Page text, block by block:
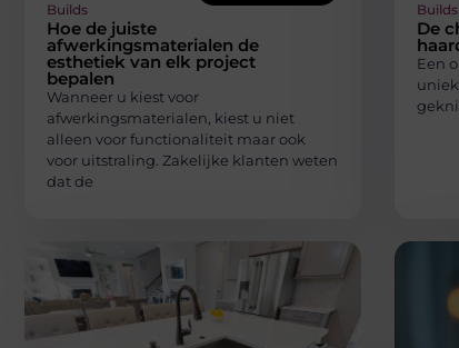
Builds
Hoe de juiste
afwerkingsmaterialen de
esthetiek van elk project
bepalen
Wanneer u kiest voor
afwerkingsmaterialen, kiest u niet
alleen voor functionaliteit maar ook
voor uitstraling. Zakelijke klanten weten
dat de
Builds
De
Een